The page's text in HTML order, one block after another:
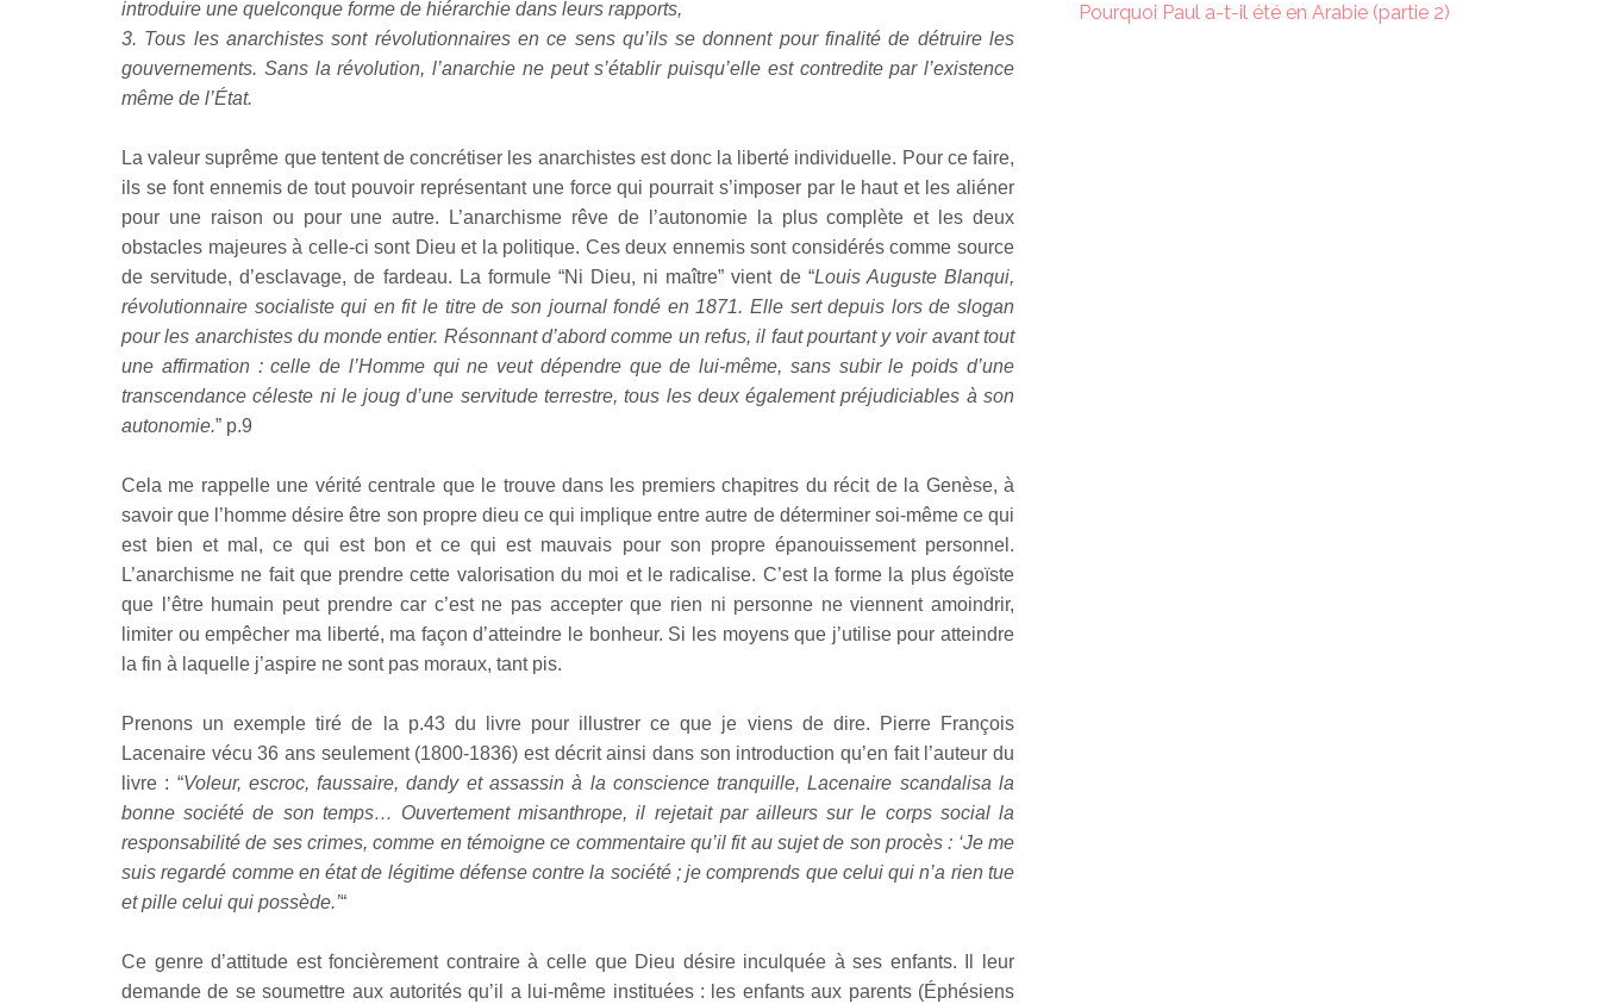
introduire une quelconque forme de hiérarchie dans leurs rapports,
3. Tous les anarchistes sont révolutionnaires en ce sens qu’ils se donnent pour finalité de détruire les
gouvernements. Sans la révolution, l’anarchie ne peut s’établir puisqu’elle est contredite par l’existence
même de l’État.
La valeur suprême que tentent de concrétiser les anarchistes est donc la liberté individuelle. Pour ce faire,
ils se font ennemis de tout pouvoir représentant une force qui pourrait s’imposer par le haut et les aliéner
pour une raison ou pour une autre. L’anarchisme rêve de l’autonomie la plus complète et les deux
obstacles majeures à celle-ci sont Dieu et la politique. Ces deux ennemis sont considérés comme source
de servitude, d’esclavage, de fardeau. La formule “Ni Dieu, ni maître” vient de “Louis Auguste Blanqui,
révolutionnaire socialiste qui en fit le titre de son journal fondé en 1871. Elle sert depuis lors de slogan
pour les anarchistes du monde entier. Résonnant d’abord comme un refus, il faut pourtant y voir avant tout
une affirmation : celle de l’Homme qui ne veut dépendre que de lui-même, sans subir le poids d’une
transcendance céleste ni le joug d’une servitude terrestre, tous les deux également préjudiciables à son
autonomie.” p.9
Cela me rappelle une vérité centrale que le trouve dans les premiers chapitres du récit de la Genèse, à
savoir que l’homme désire être son propre dieu ce qui implique entre autre de déterminer soi-même ce qui
est bien et mal, ce qui est bon et ce qui est mauvais pour son propre épanouissement personnel.
L’anarchisme ne fait que prendre cette valorisation du moi et le radicalise. C’est la forme la plus égoïste
que l’être humain peut prendre car c’est ne pas accepter que rien ni personne ne viennent amoindrir,
limiter ou empêcher ma liberté, ma façon d’atteindre le bonheur. Si les moyens que j’utilise pour atteindre
la fin à laquelle j’aspire ne sont pas moraux, tant pis.
Prenons un exemple tiré de la p.43 du livre pour illustrer ce que je viens de dire. Pierre François
Lacenaire vécu 36 ans seulement (1800-1836) est décrit ainsi dans son introduction qu’en fait l’auteur du
livre : “Voleur, escroc, faussaire, dandy et assassin à la conscience tranquille, Lacenaire scandalisa la
bonne société de son temps… Ouvertement misanthrope, il rejetait par ailleurs sur le corps social la
responsabilité de ses crimes, comme en témoigne ce commentaire qu’il fit au sujet de son procès : ‘Je me
suis regardé comme en état de légitime défense contre la société ; je comprends que celui qui n’a rien tue
et pille celui qui possède.’“
Ce genre d’attitude est foncièrement contraire à celle que Dieu désire inculquée à ses enfants. Il leur
demande de se soumettre aux autorités qu’il a lui-même instituées : les enfants aux parents (Éphésiens
Pourquoi Paul a-t-il été en Arabie (partie 2)